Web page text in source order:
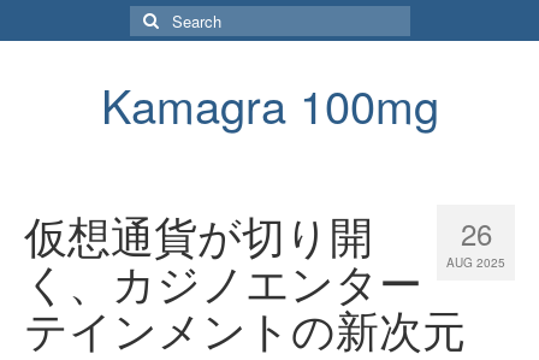
Search
for:
Kamagra 100mg
26
AUG 2025
仮想通貨が切り開
く、カジノエンター
テインメントの新次元